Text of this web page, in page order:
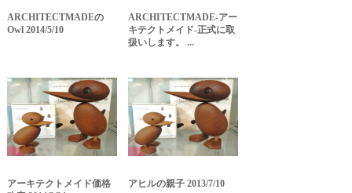
ARCHITECTMADEの
Owl 2014/5/10
ARCHITECTMADE-アー
キテクトメイド-正式に取
扱いします。 ...
アーキテクトメイド価格
アヒルの親子 2013/7/10